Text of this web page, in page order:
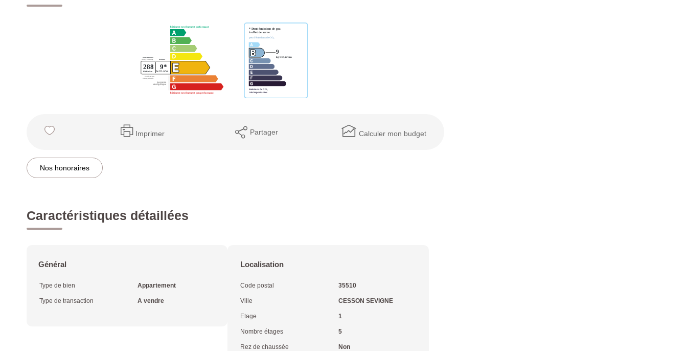
Imprimer Partager Calculer mon budget
Nos honoraires
Caractéristiques détaillées
Général
Type de bien Appartement
Type de transaction A vendre
Localisation
Code postal 35510
Ville CESSON SEVIGNE
Etage 1
Nombre étages 5
Rez de chaussée Non